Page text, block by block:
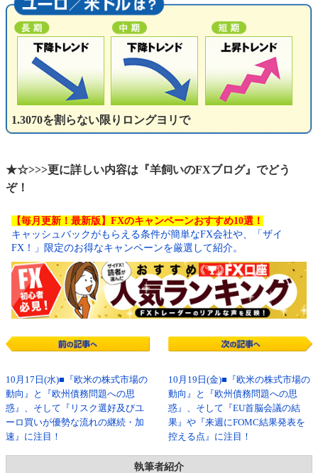
1.3070を割らない限りロングヨリで
★☆>>>更に詳しい内容は『羊飼いのFXブログ』でどう
ぞ！
【毎月更新！最新版】FXのキャンペーンおすすめ10選！
キャッシュバックがもらえる条件が簡単なFX会社や、「ザイ
FX！」限定のお得なキャンペーンを厳選して紹介。
10月17日(水)■『欧米の株式市場の
動向』と『欧州債務問題への思
惑』、そして『リスク選好及びユ
ーロ買いが優勢な流れの継続・加
速』に注目！
10月19日(金)■『欧米の株式市場の
動向』と『欧州債務問題への思
惑』、そして『EU首脳会議の結
果』や『来週にFOMC結果発表を
控える点』に注目！
執筆者紹介